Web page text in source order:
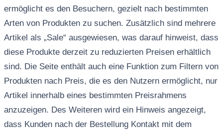
ermöglicht es den Besuchern, gezielt nach bestimmten
Arten von Produkten zu suchen. Zusätzlich sind mehrere
Artikel als „Sale“ ausgewiesen, was darauf hinweist, dass
diese Produkte derzeit zu reduzierten Preisen erhältlich
sind. Die Seite enthält auch eine Funktion zum Filtern von
Produkten nach Preis, die es den Nutzern ermöglicht, nur
Artikel innerhalb eines bestimmten Preisrahmens
anzuzeigen. Des Weiteren wird ein Hinweis angezeigt,
dass Kunden nach der Bestellung Kontakt mit dem